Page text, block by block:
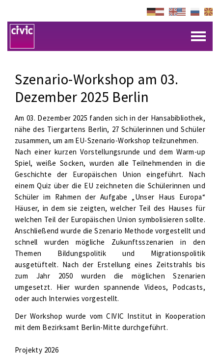
Szenario-Workshop am 03.
Dezember 2025 Berlin
Am 03. Dezember 2025 fanden sich in der Hansabibliothek,
nähe des Tiergartens Berlin, 27 Schülerinnen und Schüler
zusammen, um am EU-Szenario-Workshop teilzunehmen.
Nach einer kurzen Vorstellungsrunde und dem Warm-up
Spiel, weiße Socken, wurden alle Teilnehmenden in die
Geschichte der Europäischen Union eingeführt. Nach
einem Quiz über die EU zeichneten die Schülerinnen und
Schüler im Rahmen der Aufgabe „Unser Haus Europa“
Häuser, in dem sie zeigten, welcher Teil des Hauses für
welchen Teil der Europäischen Union symbolisieren sollte.
Anschließend wurde die Szenario Methode vorgestellt und
schnell wurden mögliche Zukunftsszenarien in den
Themen Bildungspolitik und Migrationspolitik
ausgetüftelt. Nach der Erstellung eines Zeitstrahls bis
zum Jahr 2050 wurden die möglichen Szenarien
umgesetzt. Hier wurden spannende Videos, Podcasts,
oder auch Interwies vorgestellt.
Der Workshop wurde vom CIVIC Institut in Kooperation
mit dem Bezirksamt Berlin-Mitte durchgeführt.
Projekty 2026